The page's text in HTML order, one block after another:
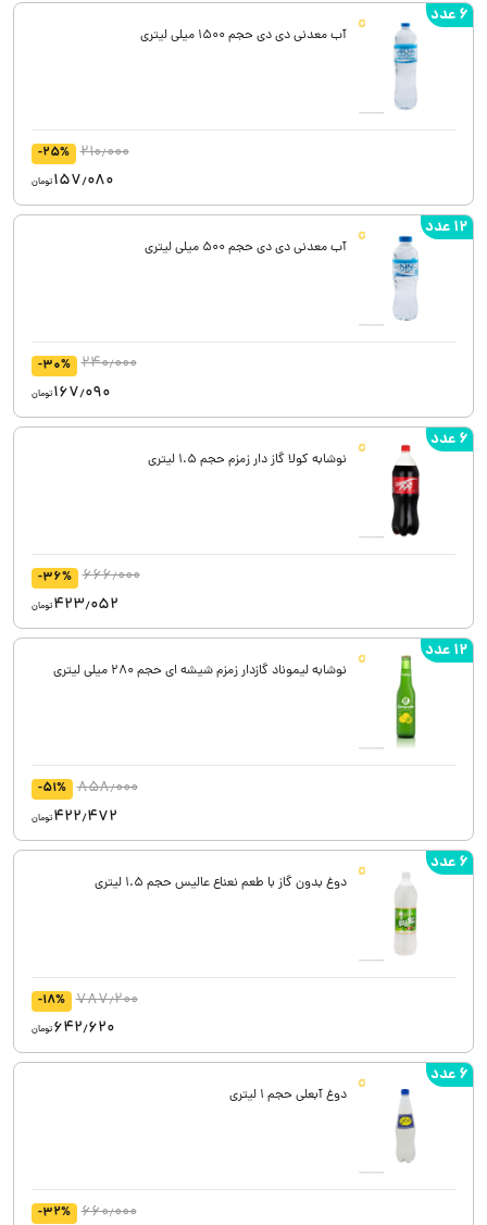
آب معدنی دی دی حجم 1500 میلی لیتری
210٫000 -25%
157٫080تومان
6 عدد
آب معدنی دی دی حجم 500 میلی لیتری
240٫000 -30%
167٫090تومان
12 عدد
نوشابه کولا گاز دار زمزم حجم 1.5 لیتری
666٫000 -36%
423٫052تومان
6 عدد
نوشابه لیموناد گازدار زمزم شیشه ای حجم 280 میلی لیتری
858٫000 -51%
422٫472تومان
12 عدد
دوغ بدون گاز با طعم نعناع عالیس حجم 1.5 لیتری
787٫200 -18%
642٫620تومان
6 عدد
دوغ آبعلی حجم 1 لیتری
660٫000 -32%
6 عدد